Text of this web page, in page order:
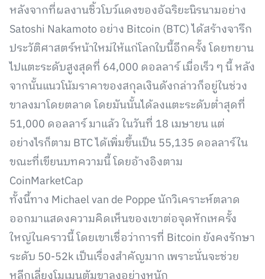
หลังจากที่ผลงานชิ้วโบว์แดงของอัฉริยะนิรนามอย่าง
Satoshi Nakamoto อย่าง Bitcoin (BTC) ได้สร้างจารึก
ประวัติศาสตร์หน้าใหม่ให้แก่โลกใบนี้อีกครั้ง โดยทยาน
ไปแตะระดับสูงสุดที่ 64,000 ดอลลาร์ เมื่อเร็ว ๆ นี้ หลัง
จากนั้นแนวโน้มราคาของสกุลเงินดังกล่าวก็อยู่ในช่วง
ขาลงมาโดยตลาด โดยมันนั้นได้ลงแตะระดับต่ำสุดที่
51,000 ดอลลาร์ มาแล้ว ในวันที่ 18 เมษายน แต่
อย่างไรก็ตาม BTC ได้เพิ่มขึ้นเป็น 55,135 ดอลลาร์ใน
ขณะที่เขียนบทความนี้ โดยอ้างอิงตาม
CoinMarketCap
ทั้งนี้ทาง Michael van de Poppe นักวิเคราะห์ตลาด
ออกมาแสดงความคิดเห็นของเขาต่อจุดหักเหครั้ง
ใหญ่ในคราวนี้ โดยเขาเชื่อว่าการที่ Bitcoin ยังคงรักษา
ระดับ 50-52k เป็นเรื่องสำคัญมาก เพราะนั่นจะช่วย